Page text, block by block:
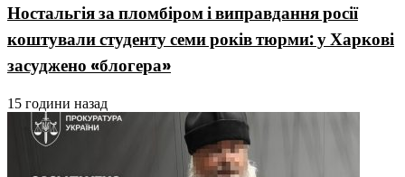
Ностальгія за пломбіром і виправдання росії
коштували студенту семи років тюрми: у Харкові
засуджено «блогера»
15 години назад